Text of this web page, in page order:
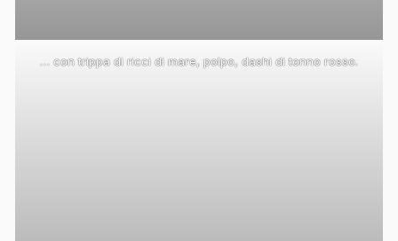
… con trippa di ricci di mare, polpo, dashi di tonno rosso.